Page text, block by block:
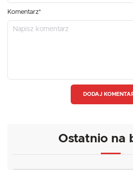
Komentarz*
DODAJ
Ostatnio na